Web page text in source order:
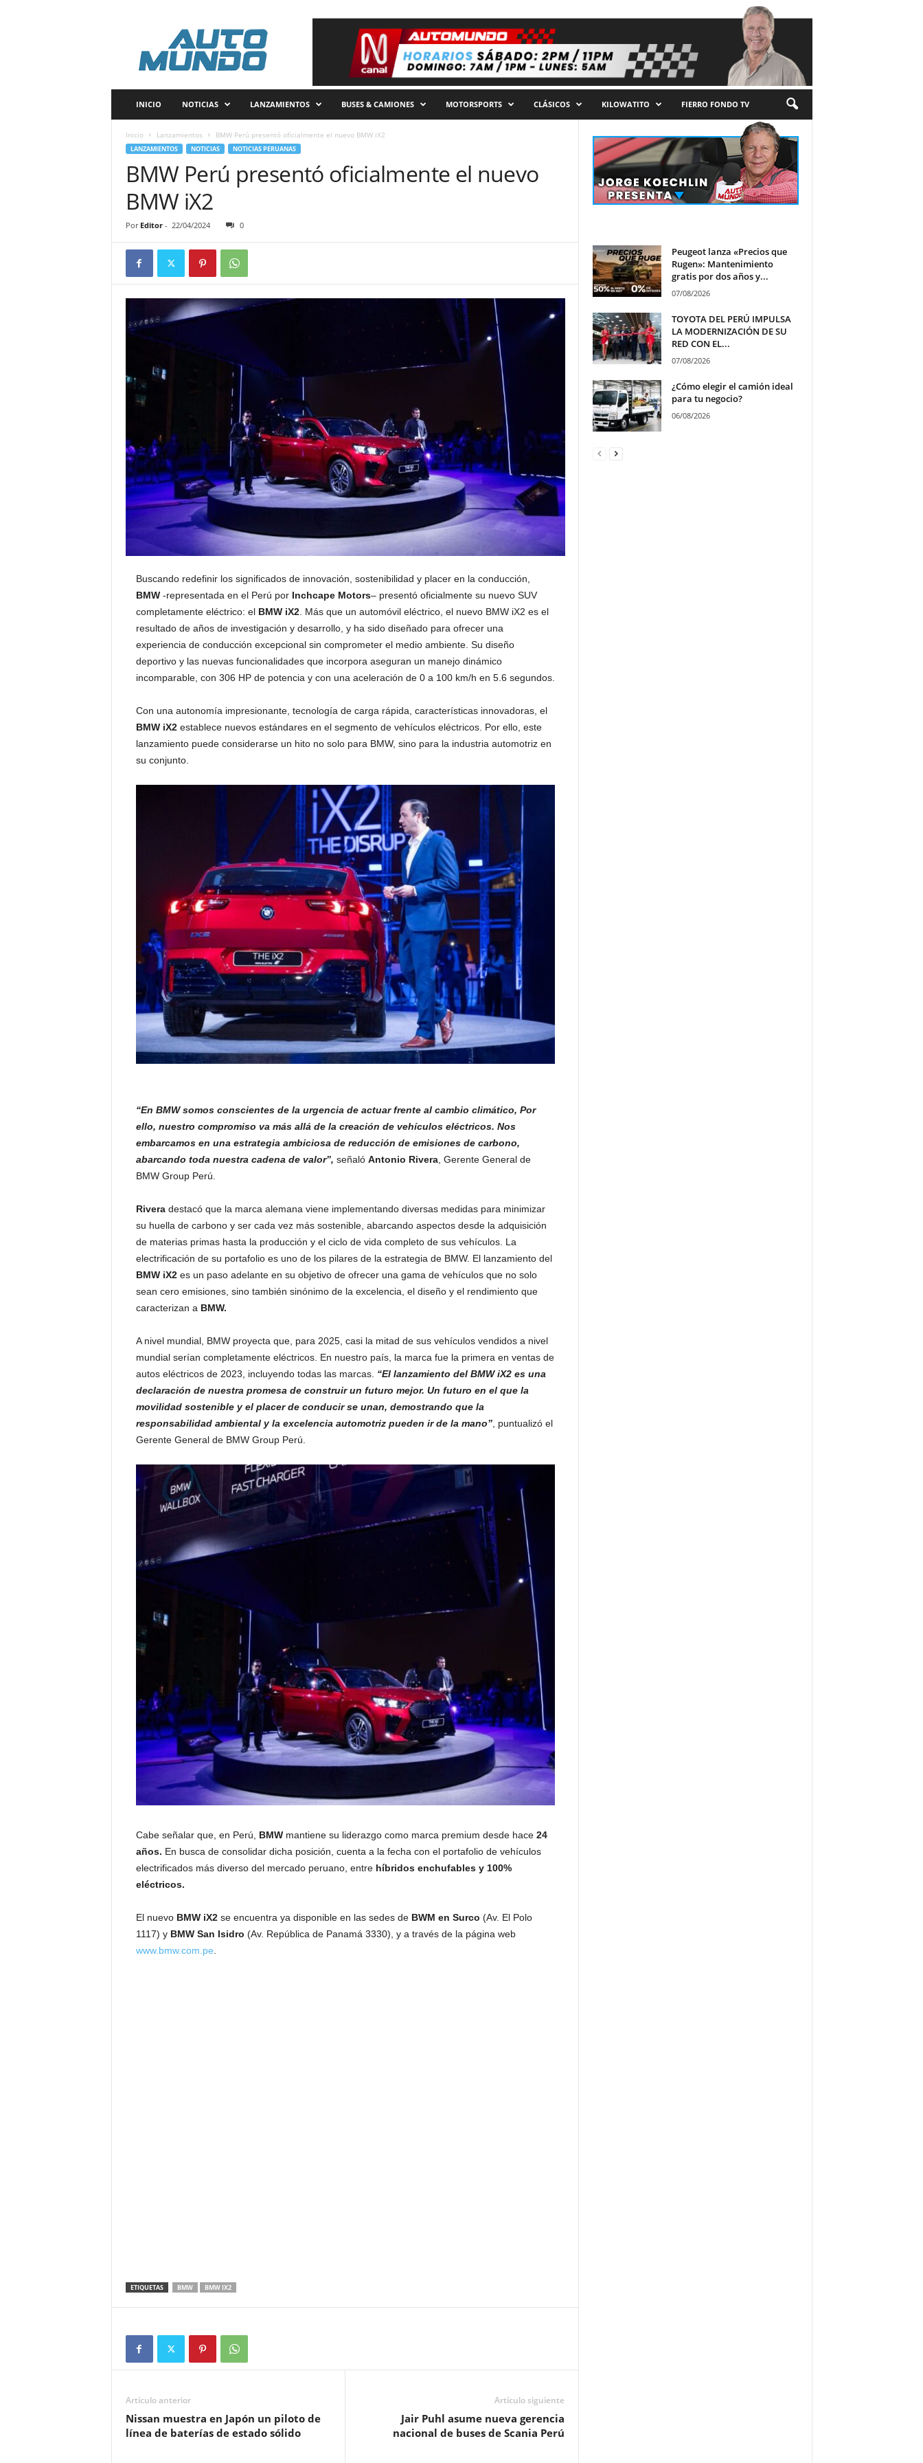
INICIO NOTICIAS LANZAMIENTOS BUSES & CAMIONES MOTORSPORTS CLÁSICOS KILOWATITO FIERRO FONDO TV
Inicio Lanzamientos BMW Perú presentó oficialmente el nuevo BMW iX2
LANZAMIENTOS NOTICIAS NOTICIAS PERUANAS
BMW Perú presentó oficialmente el nuevo
BMW iX2
Por Editor- 22/04/2024 0
Buscando redefinir los significados de innovación, sostenibilidad y placer en la conducción,
BMW-representada en el Perú porInchcape Motors– presentó oficialmente su nuevo SUV
completamente eléctrico: el BMW iX2. Más que un automóvil eléctrico, el nuevo BMW iX2 es el
resultado de años de investigación y desarrollo, y ha sido diseñado para ofrecer una
experiencia de conducción excepcional sin comprometer el medio ambiente. Su diseño
deportivo y las nuevas funcionalidades que incorpora aseguran un manejo dinámico
incomparable, con 306 HP de potencia y con una aceleración de 0 a 100 km/h en 5.6 segundos.
Con una autonomía impresionante, tecnología de carga rápida, características innovadoras, el
BMW iX2establece nuevos estándares en el segmento de vehículos eléctricos. Por ello, este
lanzamiento puede considerarse un hito no solo para BMW, sino para la industria automotriz en
su conjunto.
“En BMW somos conscientes de la urgencia de actuar frente al cambio climático, Por
ello, nuestro compromiso va más allá de la creación de vehículos eléctricos. Nos
embarcamos en una estrategia ambiciosa de reducción de emisiones de carbono,
abarcando toda nuestra cadena de valor”, señaló Antonio Rivera, Gerente General de
BMW Group Perú.
Riveradestacó que la marca alemana viene implementando diversas medidas para minimizar
su huella de carbono y ser cada vez más sostenible, abarcando aspectos desde la adquisición
de materias primas hasta la producción y el ciclo de vida completo de sus vehículos. La
electrificación de su portafolio es uno de los pilares de la estrategia de BMW. El lanzamiento del
BMW iX2es un paso adelante en su objetivo de ofrecer una gama de vehículos que no solo
sean cero emisiones, sino también sinónimo de la excelencia, el diseño y el rendimiento que
caracterizan a BMW.
A nivel mundial, BMW proyecta que, para 2025, casi la mitad de sus vehículos vendidos a nivel
mundial serían completamente eléctricos. En nuestro país, la marca fue la primera en ventas de
autos eléctricos de 2023, incluyendo todas las marcas. “El lanzamiento del BMW iX2 es una
declaración de nuestra promesa de construir un futuro mejor. Un futuro en el que la
movilidad sostenible y el placer de conducir se unan, demostrando que la
responsabilidad ambiental y la excelencia automotriz pueden ir de la mano”, puntualizó el
Gerente General de BMW Group Perú.
Cabe señalar que, en Perú, BMWmantiene su liderazgo como marca premium desde hace 24
años. En busca de consolidar dicha posición, cuenta a la fecha con el portafolio de vehículos
electrificados más diverso del mercado peruano, entrehíbridos enchufables y 100%
eléctricos.
El nuevo BMW iX2se encuentra ya disponible en las sedes de BWM en Surco (Av. El Polo
1117) y BMW San Isidro (Av. República de Panamá 3330), y a través de la página web
www.bmw.com.pe
ETIQUETAS BMW BMW IX2
Artículo anterior
Nissan muestra en Japón un piloto de
línea de baterías de estado sólido
Artículo siguiente
Jair Puhl asume nueva gerencia
nacional de buses de Scania Perú
Peugeot lanza «Precios que
Rugen»: Mantenimiento
gratis por dos años y...
07/08/2026
TOYOTA DEL PERÚ IMPULSA
LA MODERNIZACIÓN DE SU
RED CON EL...
07/08/2026
¿Cómo elegir el camión ideal
para tu negocio?
06/08/2026